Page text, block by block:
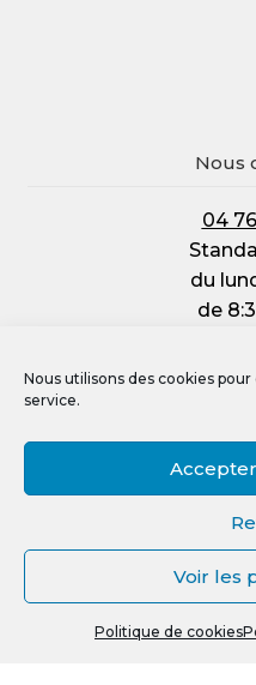
Nous utilisons des cookies
service.
Voir les
Politique de cookies
Nous
04
du
de
de
Mentions légales
Politique de
Crédit photos,
Recherche